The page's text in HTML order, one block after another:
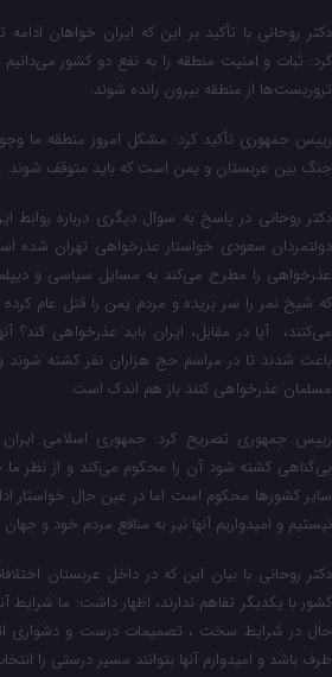
دکتر روحانی با تأکید بر این که ایران خواهان
کرد: ثبات و امنیت منطقه را به نفع دو کشور
تروریست‌ها از منطقه بیرون رانده شوند.
رییس‌ جمهوری تأکید کرد: مشکل امروز منطقه ما
جنگ بین عربستان و یمن است که باید متوقف شوند.
دکتر روحانی در پاسخ به سوال دیگری درباره روابط
دولتمردان سعودی خواستار عذرخواهی تهران
عذرخواهی را مطرح می‌کند به مسایل سیاسی و
که شیخ نمر را سر بریده و مردم یمن را قتل عام
می‌کنند، آیا در مقابل، ایران باید عذرخواهی
باعث شدند تا در مراسم حج هزاران نفر کشته شوند و
مسلمان عذرخواهی کنند باز هم اندک است.
رییس‌ جمهوری تصریح کرد: جمهوری اسلامی ایران
بی‌گناهی کشته شود آن را محکوم می‌کند و از نظر
سایر کشورها محکوم است اما در عین حال خواستار
نیستیم و امیدواریم آنها نیز به منافع مردم خود و
دکتر روحانی با بیان این که در داخل عربستان
کشور با یکدیگر تفاهم ندارند، اظهار داشت: ما شرایط
حال در شرایط سخت ، تصمیمات درست و دشواری
طرف باشد و امیدوارم آنها بتوانند مسیر درستی را